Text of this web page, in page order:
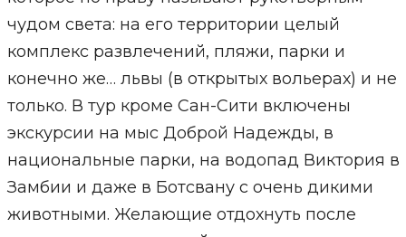
чудом света: на его территории целый
комплекс развлечений, пляжи, парки и
конечно же… львы (в открытых вольерах) и не
только. В тур кроме Сан-Сити включены
экскурсии на мыс Доброй Надежды, в
национальные парки, на водопад Виктория в
Замбии и даже в Ботсвану с очень дикими
животными. Желающие отдохнуть после